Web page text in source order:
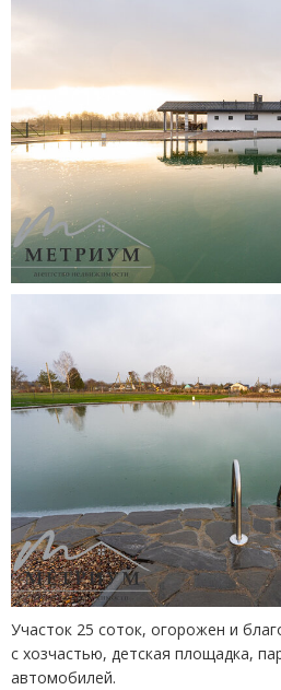
Участок 25 соток, огорожен и
с хозчастью, детская площадка,
автомобилей.